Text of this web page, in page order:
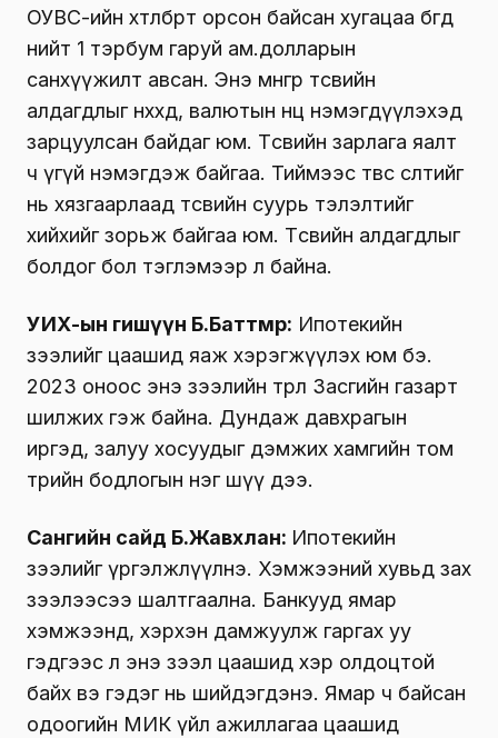
ОУВС-ийн хөтөлбөрт орсон байсан хугацаа бөгөөд
нийт 1 тэрбум гаруй ам.долларын
санхүүжилт авсан. Энэ мөнгөөр төсвийн
алдагдлыг нөхөхөд, валютын нөөцөө нэмэгдүүлэхэд
зарцуулсан байдаг юм. Төсвийн зарлага яалт
ч үгүй нэмэгдэж байгаа. Тиймээс төвсөө өсөлтийг
нь хязгаарлаад төсвийн суурь тэлэлтийг
хийхийг зорьж байгаа юм. Төсвийн алдагдлыг
болдог бол тэглэмээр л байна.
УИХ-ын гишүүн Б.Баттөмөр: Ипотекийн
зээлийг цаашид яаж хэрэгжүүлэх юм бэ.
2023 оноос энэ зээлийн төрөл Засгийн газарт
шилжих гэж байна. Дундаж давхрагын
иргэд, залуу хосуудыг дэмжих хамгийн том
төрийн бодлогын нэг шүү дээ.
Сангийн сайд Б.Жавхлан: Ипотекийн
зээлийг үргэлжлүүлнэ. Хэмжээний хувьд зах
зээлээсээ шалтгаална. Банкууд ямар
хэмжээнд, хэрхэн дамжуулж гаргах уу
гэдгээс л энэ зээл цаашид хэр олдоцтой
байх вэ гэдэг нь шийдэгдэнэ. Ямар ч байсан
одоогийн МИК үйл ажиллагаа цаашид